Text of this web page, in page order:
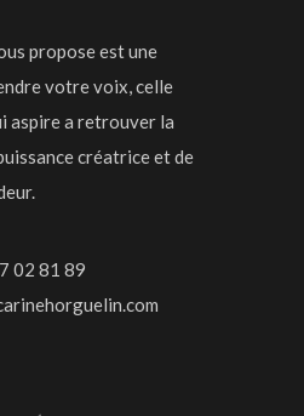
propose est une
votre voix, celle
aspire a retrouver la
créatrice et de
02 81 89